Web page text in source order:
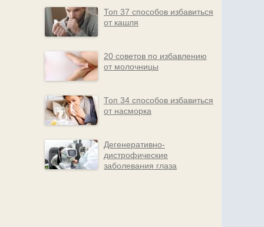
Топ 37 способов избавиться
от кашля
20 советов по избавлению
от молочницы
Топ 34 способов избавиться
от насморка
Дегенеративно-
дистрофические
заболевания глаза